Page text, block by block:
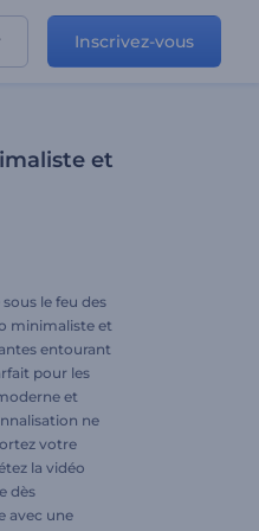
Inscrivez-vous
et
le feu des
minimaliste et
entourant
pour les
et
ne
votre
la vidéo
dès
avec une